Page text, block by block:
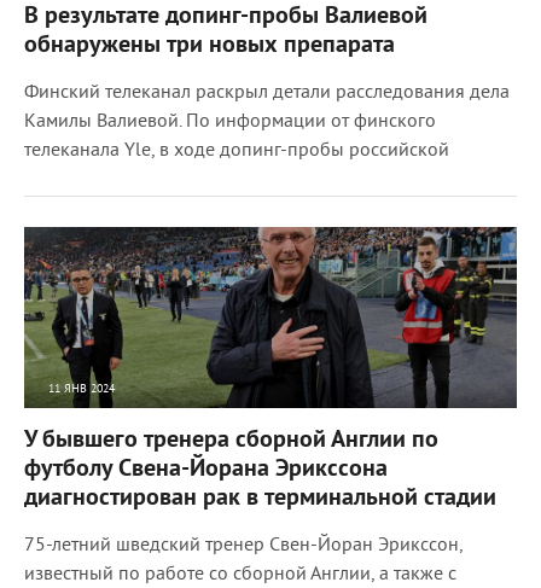
В результате допинг-пробы Валиевой
обнаружены три новых препарата
Финский телеканал раскрыл детали расследования дела
Камилы Валиевой. По информации от финского
телеканала Yle, в ходе допинг-пробы российской
11 ЯНВ 2024
У бывшего тренера сборной Англии по
футболу Свена-Йорана Эрикссона
диагностирован рак в терминальной стадии
75-летний шведский тренер Свен-Йоран Эрикссон,
известный по работе со сборной Англии, а также с